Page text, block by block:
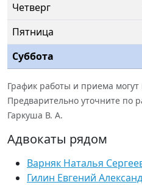
Четверг
Пятница
Суббота
График работы и приема могут
Предварительно уточните по
Гаркуша В. А.
Адвокаты рядом
Варняк Наталья
Гилин Евгений